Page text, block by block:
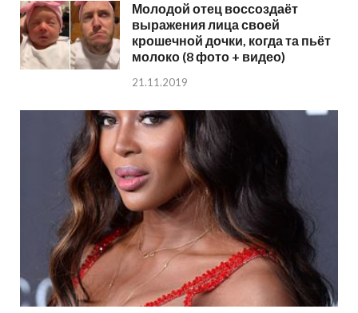
Молодой отец воссоздаёт
выражения лица своей
крошечной дочки, когда та пьёт
молоко (8 фото + видео)
21.11.2019